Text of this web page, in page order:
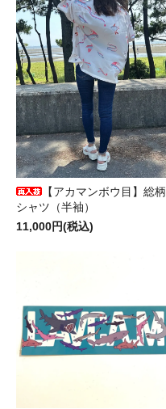
【アカマンボウ目】総柄
シャツ（半袖）
11,000円(税込)